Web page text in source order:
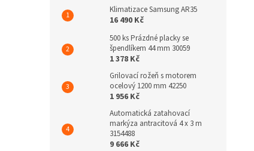
Klimatizace Samsung AR35
16 490 Kč
500 ks Prázdné placky se
špendlíkem 44 mm 30059
1 378 Kč
Grilovací rožeň s motorem
ocelový 1200 mm 42250
1 956 Kč
Automatická zatahovací
markýza antracitová 4 x 3 m
3154488
9 666 Kč